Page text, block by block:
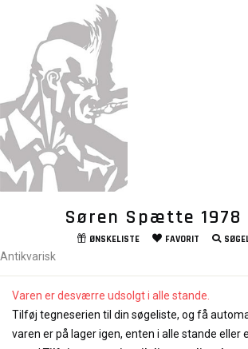
Søren Spætte 1978
ØNSKELISTE FAVORIT
Antikvarisk
Varen er desværre udsolgt i alle stande.
Tilføj tegneserien til din søgeliste, og få
varen er på lager igen, enten i alle stande eller